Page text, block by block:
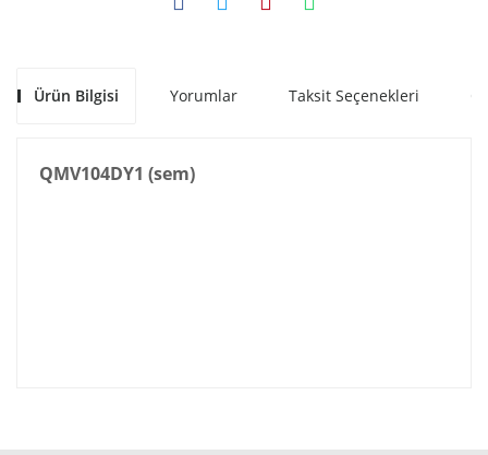
Ürün Bilgisi Yorumlar Taksit Seçenekleri
QMV104DY1 (sem)